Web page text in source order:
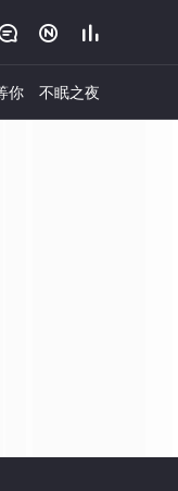
 
你 不眠之夜